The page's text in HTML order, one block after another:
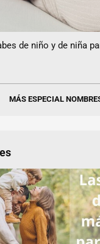
de niño y de niña
MÁS ESPECIAL